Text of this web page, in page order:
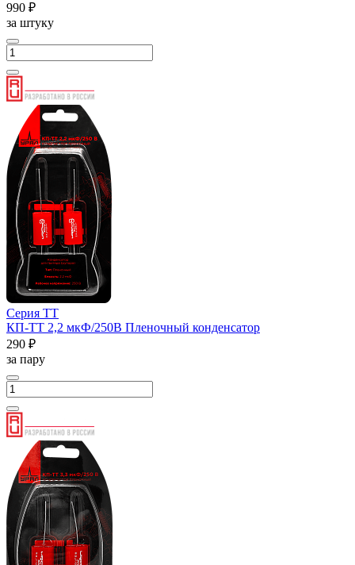
990 ₽
за штуку
Серия ТТ
КП-ТТ 2,2 мкФ/250В Пленочный конденсатор
290 ₽
за пару